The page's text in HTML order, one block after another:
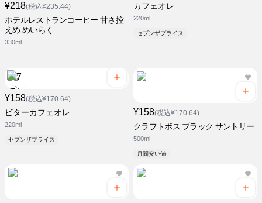
¥218(税込¥235.44)
ホテルレストランコーヒー 甘さ控
えめ めいらく
330ml
カフェオレ
220ml
セブンザプライス
¥158(税込¥170.64)
ビターカフェオレ
220ml
セブンザプライス
¥158(税込¥170.64)
クラフトボス ブラック サントリー
500ml
月間安い値